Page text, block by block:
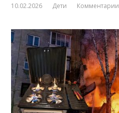
10.02.2026 Дети